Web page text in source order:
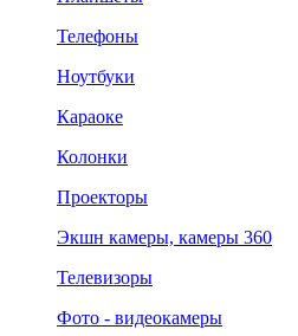
Телефоны
Ноутбуки
Караоке
Колонки
Проекторы
Экшн камеры, камеры 360
Телевизоры
Фото - видеокамеры